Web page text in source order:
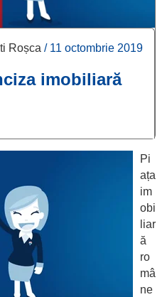
Roșca / 11 octombrie 2019
imobiliară
Pi
ața
im
obi
liar
ă
ro
mâ
ne